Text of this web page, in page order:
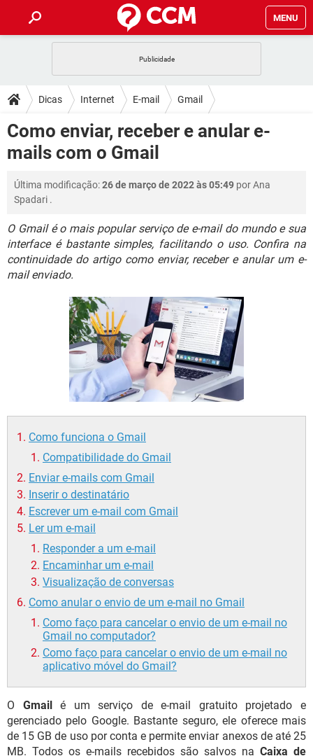
MENU
CELULAR FACEBOOK
OUTLOOK EXCEL
INSTAGRAM
DICAS
JOGOS WHATSAPP
CELULAR FACEBOOK
INSTAGRAM GMAIL
DOWNLOADS
JOGOS
OUTLOOK
INSTAGRAM GMAIL
GUIA DE COMPRAS
FÓRUM
JOGOS WHATSAPP
OUTLOOK EXCEL
INSTAGRAM GMAIL
GUIA DE COMPRAS
GLOSSÁRIO
JOGOS WHATSAPP
CELULAR FACEBOOK
OUTLOOK
GUIA DE COMPRAS
Dicas Internet E-mail Gmail
Como enviar, receber e anular e-
mails com o Gmail
Última modificação:26 de março de 2022 às 05:49 porAna
Spadari .
O Gmail é o mais popular serviço de e-mail do mundo e sua
interface é bastante simples, facilitando o uso. Confira na
continuidade do artigo como enviar, receber e anular um e-
mail enviado.
Como funciona o Gmail
Compatibilidade do Gmail
Enviar e-mails com Gmail
Inserir o destinatário
Escrever um e-mail com Gmail
Ler um e-mail
Responder a um e-mail
Encaminhar um e-mail
Visualização de conversas
Como anular o envio de um e-mail no Gmail
Como faço para cancelar o envio de um e-mail no
Gmail no computador?
Como faço para cancelar o envio de um e-mail no
aplicativo móvel do Gmail?
O Gmailé um serviço de e-mail gratuito projetado e
gerenciado pelo Google. Bastante seguro, ele oferece mais
de 15 GB de uso por conta e permite enviar anexos de até 25
MB. Todos os e-mails recebidos são salvos na Caixa de